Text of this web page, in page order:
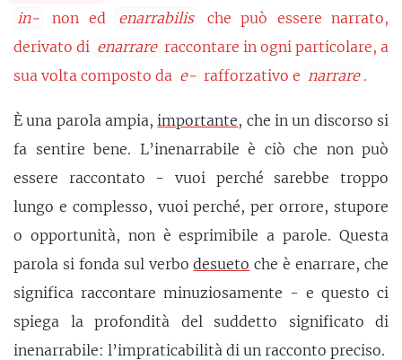
in-
non ed enarrabilis
che può essere narrato,
derivato di enarrare raccontare in ogni particolare, a
sua volta composto da e- rafforzativo e narrare .
È una parola ampia,importante, che in un discorso si
fa sentire bene. L’inenarrabile è ciò che non può
essere raccontato - vuoi perché sarebbe troppo
lungo e complesso, vuoi perché, per orrore, stupore
o opportunità, non è esprimibile a parole. Questa
parola si fonda sul verbodesueto che è enarrare, che
significa raccontare minuziosamente - e questo ci
spiega la profondità del suddetto significato di
inenarrabile: l’impraticabilità di un racconto preciso.